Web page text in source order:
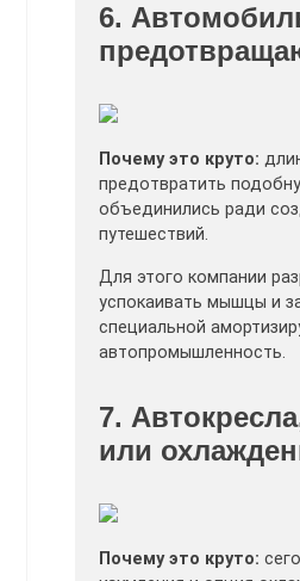
6.
Почему это круто:
предотвратить
объединились ради
путешествий.
Для этого компании
успокаивать мышцы и
специальной
автопромышленность.
7.
или
Почему это круто: